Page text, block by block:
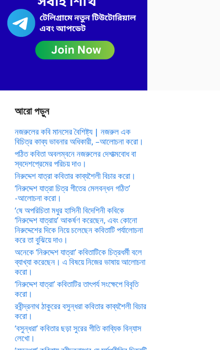
আরো পড়ুন
নজরুলের কবি মানসের বৈশিষ্ট্য | নজরুল এক
বিচিত্র কাব্য ভাবনার অধিকারী, –আলোচনা করো।
পঠিত কবিতা অবলম্বনে নজরুলের দেশাত্মবোধ বা
স্বদেশপ্রেমের পরিচয় দাও।
নিরুদ্দেশ যাত্রা কবিতার কাব্যশৈলী বিচার করো।
‘নিরুদ্দেশ যাত্রা চিত্র গীতের মেলবন্ধন গঠিত’
-আলোচনা করো।
‘ষে অপরিচিতা মধুর হাসিনী বিদেশিনী কবিকে
‘নিরুদ্দেশ যাত্রায়’ আকর্ষণ করেছেন, এবং কোনো
নিরুদ্দেশের দিকে নিয়ে চলেছেন কবিতাটি পর্যালোচনা
করে তা বুঝিয়ে দাও।
অনেকে ‘নিরুদ্দেশ যাত্রা’ কবিতাটিকে চিত্রধর্মী বলে
ব্যাখ্যা করেছেন। এ বিষয়ে নিজের ভাষায় আলোচনা
করো।
‘নিরুদ্দেশ যাত্রা’ কবিতাটির তাৎপর্য সংক্ষেপে বিবৃতি
করো।
রবীন্দ্রনাথ ঠাকুরের বসুন্ধরা কবিতার কাব্যশৈলী বিচার
করো।
‘বসুন্ধরা’ কবিতার ছড়া সুরের গীতি কাব্যিক বিন্যাস
লেখো।